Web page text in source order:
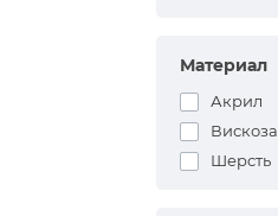
Материал
Акрил
Вискоза
Шерсть